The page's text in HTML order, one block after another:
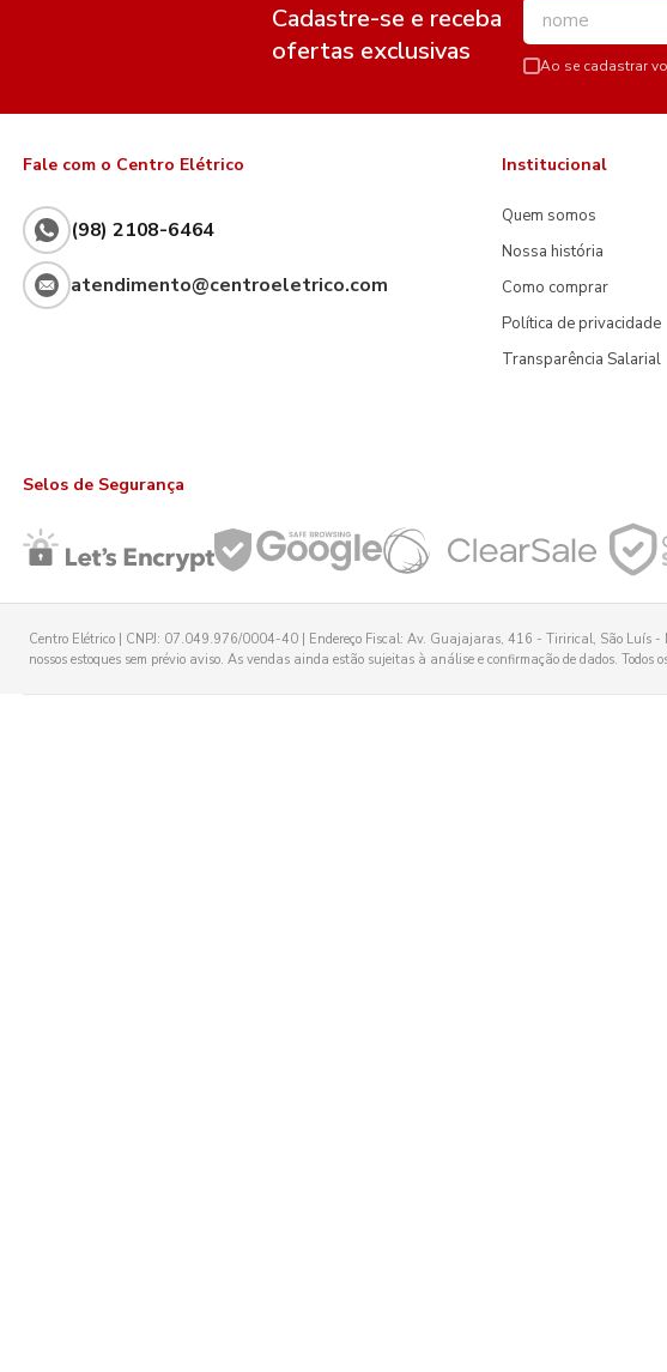
Cadastre-se e receba
ofertas exclusivas
Ao se cadastrar
Fale com o Centro Elétrico
(98) 2108-6464
atendimento@centroeletrico.com
Institucional
Quem somos
Nossa história
Como comprar
Política de privacidade
Transparência Salarial
Selos de Segurança
Centro Elétrico | CNPJ: 07.049.976/0004-40 | Endereço Fiscal: Av. Guajajaras, 416 - Tirirical, São Luís
nossos estoques sem prévio aviso. As vendas ainda estão sujeitas à análise e confirmação de dados. Todos